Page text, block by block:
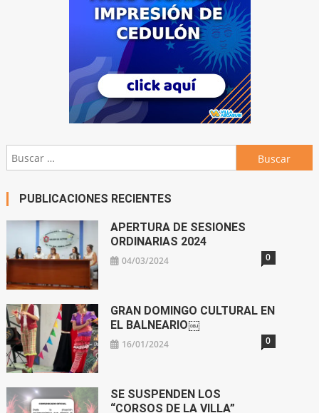
Buscar:
PUBLICACIONES RECIENTES
APERTURA DE SESIONES
ORDINARIAS 2024
04/03/2024 0
GRAN DOMINGO CULTURAL EN
EL BALNEARIO￼
16/01/2024 0
SE SUSPENDEN LOS
“CORSOS DE LA VILLA”